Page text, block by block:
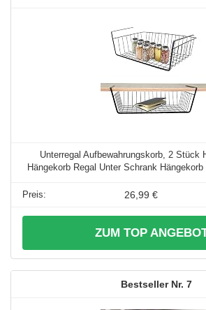
Unterregal Aufbewahrungskorb, 2 Stück
Hängekorb Regal Unter Schrank
26,99 €
ZUM TOP
7